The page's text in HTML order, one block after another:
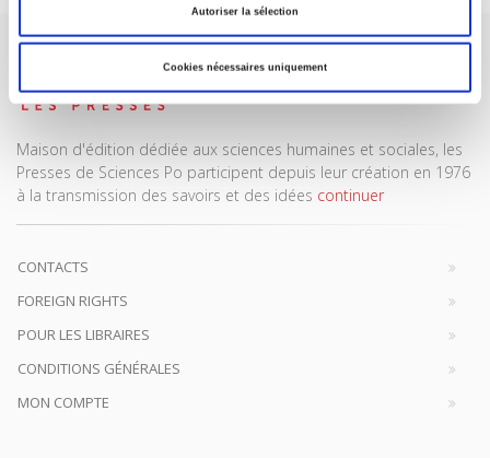
Autoriser la sélection
Cookies nécessaires uniquement
Maison d'édition dédiée aux sciences humaines et sociales, les
Presses de Sciences Po participent depuis leur création en 1976
à la transmission des savoirs et des idées continuer
CONTACTS
FOREIGN RIGHTS
POUR LES LIBRAIRES
CONDITIONS GÉNÉRALES
MON COMPTE